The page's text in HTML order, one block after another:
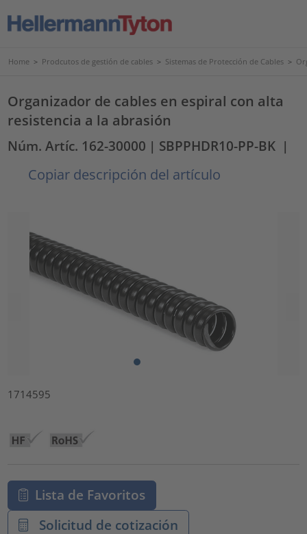
Home > Prodcutos de gestión de cables > Sistemas de Protección de Cables >
Organizador de cables en espiral con alta
resistencia a la abrasión
Núm. Artíc. 162-30000 | SBPPHDR10-PP-BK |
Copiar descripción del artículo
1714595
Lista de Favoritos
Solicitud de cotización